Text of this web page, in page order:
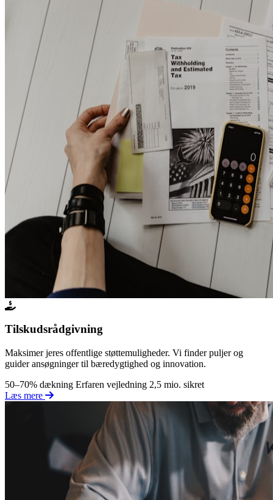
Tilskudsrådgivning
Maksimer jeres offentlige støttemuligheder. Vi finder puljer og
guider ansøgninger til bæredygtighed og innovation.
50–70% dækning Erfaren vejledning 2,5 mio. sikret
Læs mere